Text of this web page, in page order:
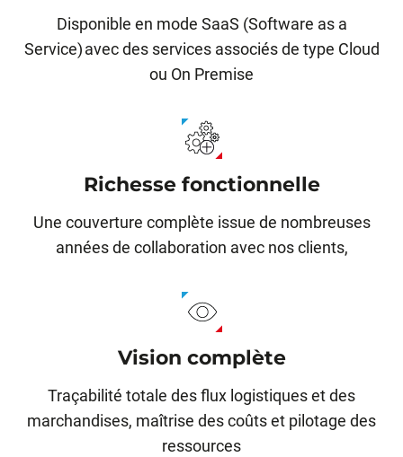
Disponible en mode SaaS (Software as a
Service) avec des services associés de type Cloud
ou On Premise
Richesse fonctionnelle
Une couverture complète issue de nombreuses
années de collaboration avec nos clients,
Vision complète
Traçabilité totale des flux logistiques et des
marchandises, maîtrise des coûts et pilotage des
ressources